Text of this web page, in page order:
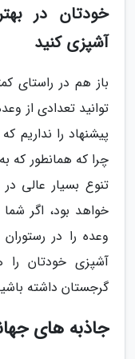
خودتان در
آشپزی کنید
باز هم در راستای
توانید تعدادی از
پیشنهاد را نداریم
چرا که همانطور که
تنوع بسیار عالی
خواهد بود، اگر
وعده را در
آشپزی خودتان
گرجستان داشته
جاذبه های